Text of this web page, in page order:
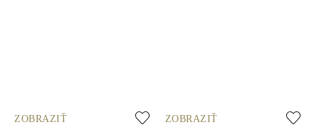
ZOBRAZIŤ ZOBRAZIŤ